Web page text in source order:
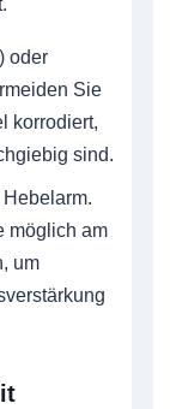
oder
Sie
korrodiert,
sind.
möglich am
um